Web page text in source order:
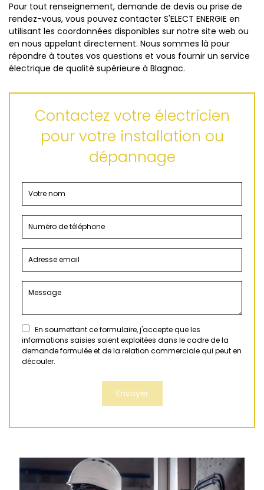
Pour tout renseignement, demande de devis ou prise de
rendez-vous, vous pouvez contacter S'ELECT ENERGIE en
utilisant les coordonnées disponibles sur notre site web ou
en nous appelant directement. Nous sommes là pour
répondre à toutes vos questions et vous fournir un service
électrique de qualité supérieure à Blagnac.
Contactez votre électricien
pour votre installation ou
dépannage
En soumettant ce formulaire, j'accepte que les
informations saisies soient exploitées dans le cadre de la
demande formulée et de la relation commerciale qui peut en
découler.